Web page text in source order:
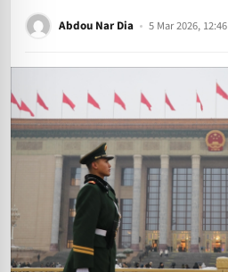
Abdou Nar Dia 5 Mar 2026, 12:46